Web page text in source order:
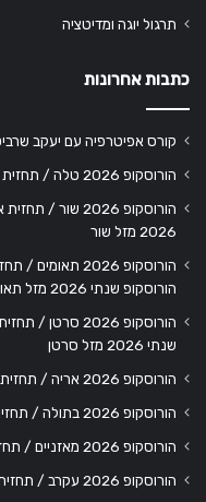
תרגול יוגה ומדיטציה
כתבות אחרונות
קורס אפיטרפיה עם יעקב
הורוסקופ 2026 טלה / תחזית אסטרולוגיה שנתית מזל טלה
הורוסקופ 2026
2026 מזל שור
הורוסקופ 2026
הורוסקופ שנתי 2026 מזל תאומים
הורוסקופ 2026
שנתי 2026 מזל סרטן
הורוסקופ 2026 אריה / תחזית אסטרולוגיה שנתית מזל אריה
הורוסקופ 2026 בתולה / תחזית אסטרולוגיה שנתית מזל בתולה
הורוסקופ 2026 מאזניים / תחזית אסטרולוגיה שנתית מזל מאזניים
הורוסקופ 2026 עקרב / תחזית אסטרולוגיה שנתית מזל עקרב